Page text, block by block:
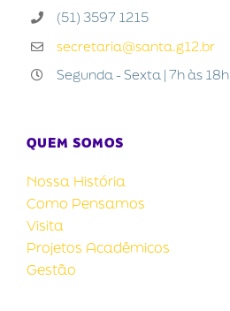
(51) 3597 1215
secretaria@santa.g12.br
Segunda - Sexta | 7h às 18h
QUEM SOMOS
Nossa História
Como Pensamos
Visita
Projetos Acadêmicos
Gestão